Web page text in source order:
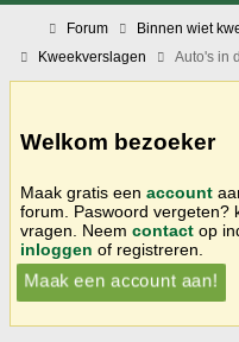
Forum Binnen wiet
Kweekverslagen
Auto's in
Welkom bezoeker
Maak gratis een account
forum. Paswoord vergeten?
vragen. Neem contact op
inloggen of registreren.
Maak een account aan!